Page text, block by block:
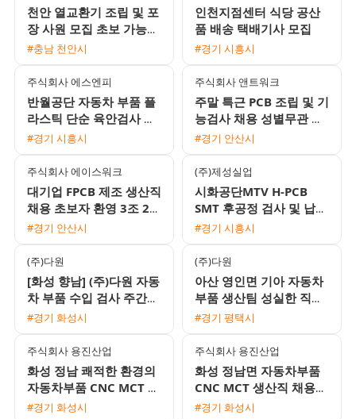
천안 열교환기 조립 및 포
장 사원 모집 초보 가능
60세 이하 남여 월 평균
#충남 천안시
인천지점센터 식당 공산
품 배송 택배기사 모집
#경기 시흥시
주식회사 에스엔피
반월공단 자동차 부품 플
라스틱 단순 육안검사 및
손조립 모집 통근지원 및
#경기 시흥시
주식회사 앤트워크
주말 특근 PCB 조립 및 기
능검사 채용 성별무관 당
일 및 주급 지급 가능
#경기 안산시
주식회사 에이스워크
대기업 FPCB 제조 생산직
채용 초보자 환영 3조 2교
대 및 통근버스 운행
#경기 안산시
(주)제성실업
시화공단MTV H-PCB
SMT 후공정 검사 및 납땜
여성 사원 모집 (주간고
#경기 시흥시
(주)다원
[화성 향남] (주)다원 자동
차 부품 수입 검사 주간
고정 사원 모집 (유류비
#경기 화성시
(주)다원
아산 영인면 기아 자동차
부품 생산팀 성실한 직원
모집
#경기 평택시
주식회사 용진산업
화성 정남 쾌적한 환경의
자동차부품 CNC MCT 생
산직 채용
#경기 화성시
주식회사 용진산업
화성 정남면 자동차부품
CNC MCT 생산직 채용
(월 400만원 이상 / 기숙
#경기 화성시